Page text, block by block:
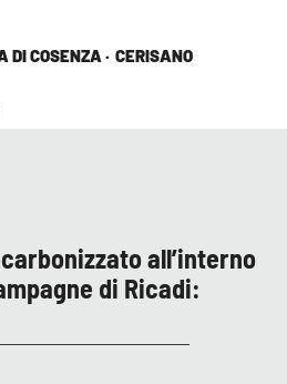
DI COSENZA · CERISANO
all’interno
di Ricadi: